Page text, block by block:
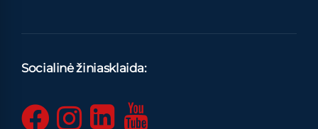
Socialinė žiniasklaida: